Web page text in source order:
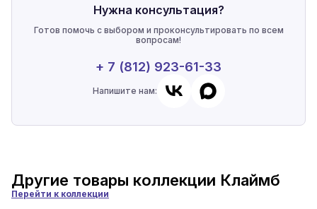
Нужна консультация?
Готов помочь с выбором и проконсультировать по всем
вопросам!
+ 7 (812) 923-61-33
Напишите нам:
Другие товары коллекции Клаймб
Перейти к коллекции